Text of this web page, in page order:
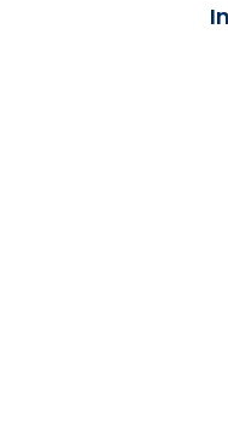
Arquebisbat